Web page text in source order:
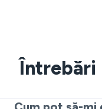
Întrebări